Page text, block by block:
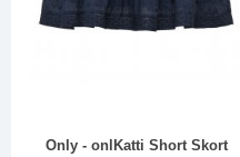
Only - onlKatti Short Skort